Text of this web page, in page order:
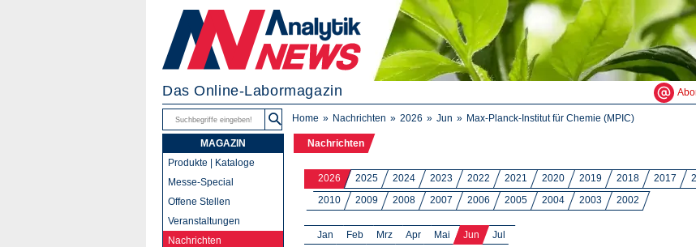
Das Online-Labormagazin
Home Nachrichten 2026 Jun Max-Planck-Institut für Chemie (MPIC)
Nachrichten
2026 2025 2024 2023 2022 2021 2020 2019 2018 2017
2010
2009 2008 2007 2006 2005 2004 2003 2002
Jan Feb Mrz Apr Mai Jun Jul
MAGAZIN
Produkte | Kataloge
Messe-Special
Offene Stellen
Veranstaltungen
Nachrichten